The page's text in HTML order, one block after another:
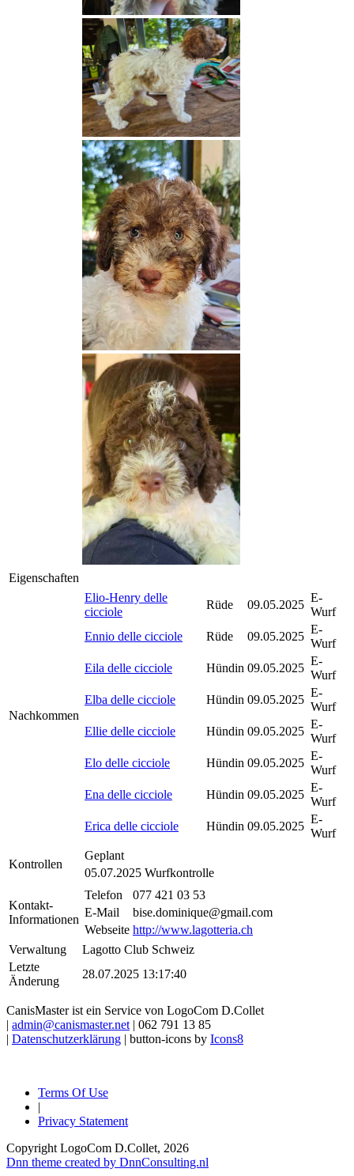
Eigenschaften
Nachkommen
Elio-Henry delle
cicciole
Rüde 09.05.2025
E-
Wurf
Ennio delle cicciole
Rüde 09.05.2025
E-
Wurf
Eila delle cicciole
Hündin 09.05.2025
E-
Wurf
Elba delle cicciole
Hündin 09.05.2025
E-
Wurf
Ellie delle cicciole
Hündin 09.05.2025
E-
Wurf
Elo delle cicciole
Hündin 09.05.2025
E-
Wurf
Ena delle cicciole
Hündin 09.05.2025
E-
Wurf
Erica delle cicciole
Hündin 09.05.2025
E-
Wurf
Kontrollen
Geplant
05.07.2025 Wurfkontrolle
Kontakt-
Informationen
Telefon
077 421 03 53
E-Mail
bise.dominique@gmail.com
Webseite http://www.lagotteria.ch
Verwaltung
Lagotto Club Schweiz
Letzte
Änderung
28.07.2025 13:17:40
CanisMaster ist ein Service von LogoCom D.Collet
| admin@canismaster.net | 062 791 13 85
| Datenschutzerklärung | button-icons by Icons8
Terms Of Use
|
Privacy Statement
Copyright LogoCom D.Collet, 2026
Dnn theme created by DnnConsulting.nl